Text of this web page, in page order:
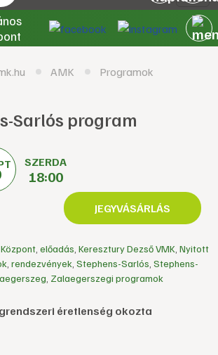
AMK
Programok
Sarlós program
SZERDA
18:00
JEGYVÁSÁRLÁS
előadás Keresztury Dezső VMK Nyitott
rendezvények Stephens-Sarlós Stephens-
Zalaegerszegi programok
éretlenség okozta